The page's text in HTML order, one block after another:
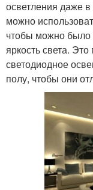
осветления даже
можно
чтобы можно было
яркость света.
светодиодное
полу, чтобы они